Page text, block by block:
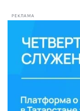
РЕКЛАМА